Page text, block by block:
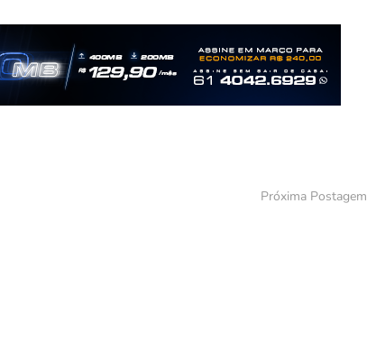
Próxima Postagem